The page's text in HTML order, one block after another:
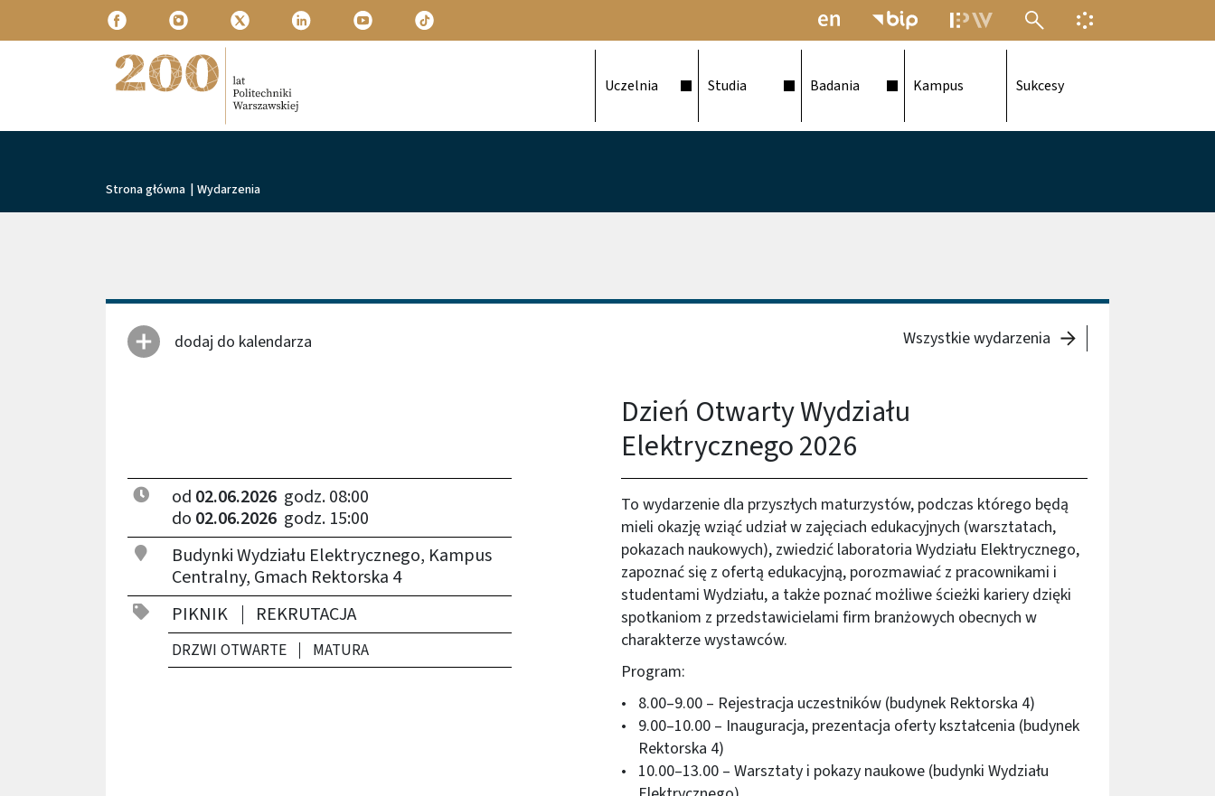
Przejdź do treści
MENU ELEKTRONICZNEJINFORMACJA O
Uczelnia Studia Badania Kampus Sukcesy
Ścieżka nawigacyjna
Strona główna Wydarzenia
dodaj do kalendarza Wszystkie wydarzenia
Dzień Otwarty Wydziału
Elektrycznego 2026
od 02.06.2026 godz. 08:00
do 02.06.2026 godz. 15:00
Budynki Wydziału Elektrycznego, Kampus
Centralny, Gmach Rektorska 4
PIKNIK
REKRUTACJA
DRZWI OTWARTE MATURA
To wydarzenie dla przyszłych maturzystów, podczas którego będą
mieli okazję wziąć udział w zajęciach edukacyjnych (warsztatach,
pokazach naukowych), zwiedzić laboratoria Wydziału Elektrycznego,
zapoznać się z ofertą edukacyjną, porozmawiać z pracownikami i
studentami Wydziału, a także poznać możliwe ścieżki kariery dzięki
spotkaniom z przedstawicielami firm branżowych obecnych w
charakterze wystawców.
Program:
8.00–9.00 – Rejestracja uczestników (budynek Rektorska 4)
9.00–10.00 – Inauguracja, prezentacja oferty kształcenia (budynek
Rektorska 4)
10.00–13.00 – Warsztaty i pokazy naukowe (budynki Wydziału